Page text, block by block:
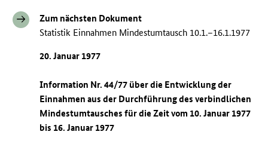
Zum nächsten Dokument
Statistik Einnahmen Mindestumtausch 10.1.–16.1.1977
20. Januar 1977
Information Nr. 44/77 über die Entwicklung der
Einnahmen aus der Durchführung des verbindlichen
Mindestumtausches für die Zeit vom 10. Januar 1977
bis 16. Januar 1977